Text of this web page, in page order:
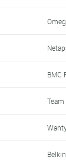
BMC